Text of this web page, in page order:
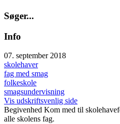
Søger...
Info
07. september 2018
skolehaver
fag med smag
folkeskole
smagsundervisning
Vis udskriftsvenlig side
Begivenhed Kom med til
alle skolens fag.